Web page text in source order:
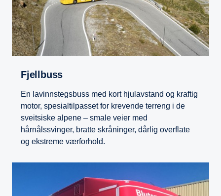
Fjellbuss
En lavinnstegsbuss med kort hjulavstand og kraftig
motor, spesialtilpasset for krevende terreng i de
sveitsiske alpene – smale veier med
hårnålssvinger, bratte skråninger, dårlig overflate
og ekstreme værforhold.